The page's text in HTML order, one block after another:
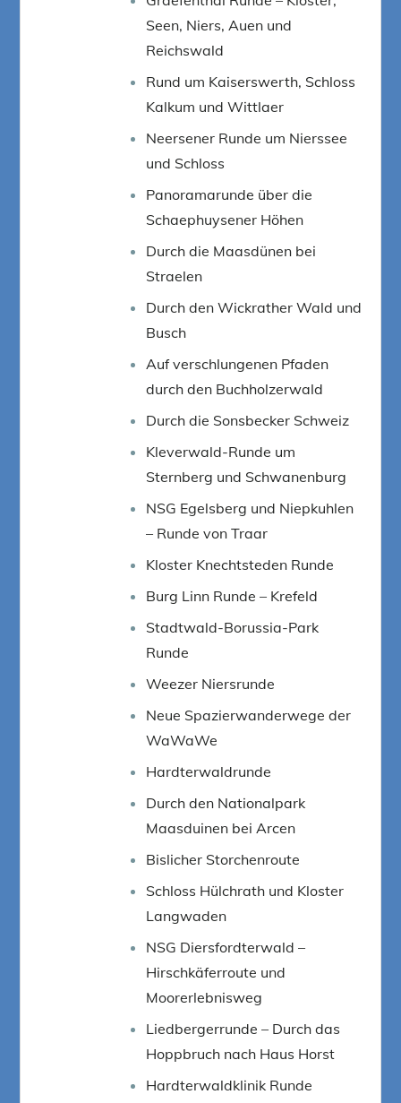
Seen, Niers, Auen und
Reichswald
Rund um Kaiserswerth, Schloss
Kalkum und Wittlaer
Neersener Runde um Nierssee
und Schloss
Panoramarunde über die
Schaephuysener Höhen
Durch die Maasdünen bei
Straelen
Durch den Wickrather Wald und
Busch
Auf verschlungenen Pfaden
durch den Buchholzerwald
Durch die Sonsbecker Schweiz
Kleverwald-Runde um
Sternberg und Schwanenburg
NSG Egelsberg und Niepkuhlen
– Runde von Traar
Kloster Knechtsteden Runde
Burg Linn Runde – Krefeld
Stadtwald-Borussia-Park
Runde
Weezer Niersrunde
Neue Spazierwanderwege der
WaWaWe
Hardterwaldrunde
Durch den Nationalpark
Maasduinen bei Arcen
Bislicher Storchenroute
Schloss Hülchrath und Kloster
Langwaden
NSG Diersfordterwald –
Hirschkäferroute und
Moorerlebnisweg
Liedbergerrunde – Durch das
Hoppbruch nach Haus Horst
Hardterwaldklinik Runde